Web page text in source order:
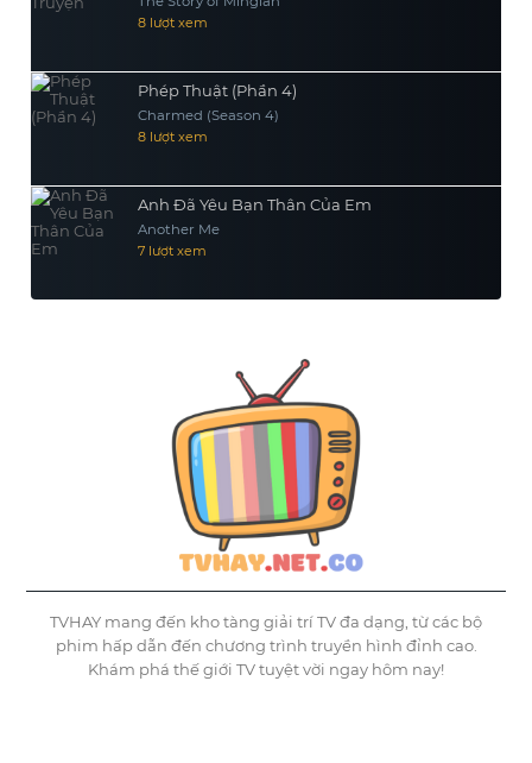
8 lượt xem
Phép Thuật (Phần 4)
Charmed (Season 4)
8 lượt xem
Anh Đã Yêu Bạn Thân Của Em
Another Me
7 lượt xem
TVHAY mang đến kho tàng giải trí TV đa dạng, từ các bộ
phim hấp dẫn đến chương trình truyền hình đỉnh cao.
Khám phá thế giới TV tuyệt vời ngay hôm nay!